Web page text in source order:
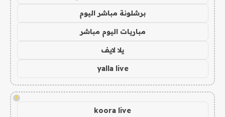
برشلونة مباشر اليوم
مباريات اليوم مباشر
يلا لايف
yalla live
!
koora live